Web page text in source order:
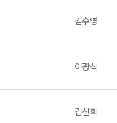
김수영
이광식
김신희